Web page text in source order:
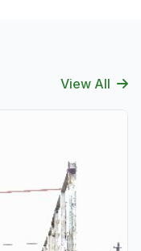
View All